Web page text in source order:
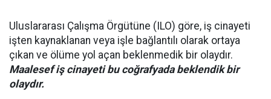
Uluslararası Çalışma Örgütüne (ILO) göre, iş cinayeti
işten kaynaklanan veya işle bağlantılı olarak ortaya
çıkan ve ölüme yol açan beklenmedik bir olaydır.
Maalesef iş cinayeti bu coğrafyada beklendik bir
olaydır.